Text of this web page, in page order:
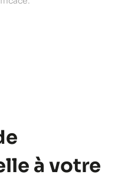
à votre